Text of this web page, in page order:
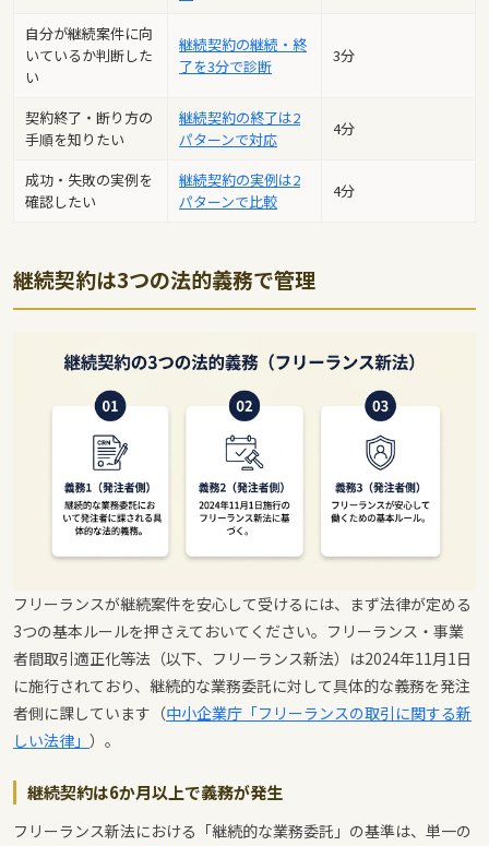
自分が継続案件に向
いているか判断した
い
継続契約の継続・終
了を3分で診断
3分
契約終了・断り方の
手順を知りたい
継続契約の終了は2
パターンで対応
4分
成功・失敗の実例を
確認したい
継続契約の実例は2
パターンで比較
4分
継続契約は3つの法的義務で管理
フリーランスが継続案件を安心して受けるには、まず法律が定める
3つの基本ルールを押さえておいてください。フリーランス・事業
者間取引適正化等法（以下、フリーランス新法）は2024年11月1日
に施行されており、継続的な業務委託に対して具体的な義務を発注
者側に課しています（中小企業庁「フリーランスの取引に関する新
しい法律」 ）。
継続契約は6か月以上で義務が発生
フリーランス新法における「継続的な業務委託」の基準は、単一の